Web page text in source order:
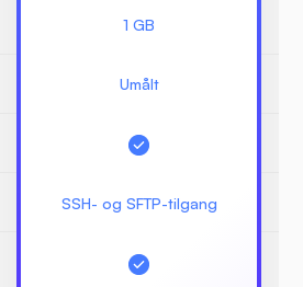
1 GB
Umålt
SSH- og SFTP-tilgang